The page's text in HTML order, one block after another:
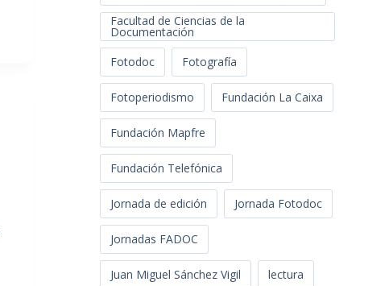
Facultad de Ciencias de la
Documentación
Fotodoc
Fotografía
Fotoperiodismo Fundación La Caixa
Fundación Mapfre
Fundación Telefónica
Jornada de edición Jornada Fotodoc
Jornadas FADOC
Juan Miguel Sánchez Vigil lectura